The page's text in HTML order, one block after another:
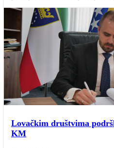
Lovačkim društvima
KM